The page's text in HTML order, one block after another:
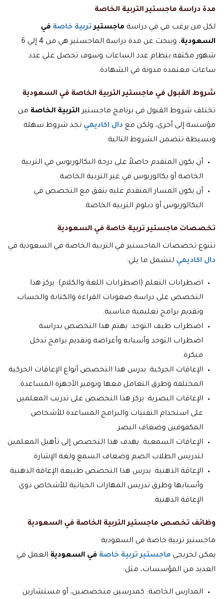
مدة دراسة ماجستير التربية الخاصة
لكل من يرغب في في دراسة ماجستيرتربية خاصة في
السعودية
، ويبحث عن مدة دراسة الماجستير هي من 4 إلي 6
شهور مكثفه بنظام عدد الساعات وسوف تحصل علي عدد
ساعات معتمدة مدونة في الشهادة.
شروط القبول في ماجستير التربية الخاصة في السعودية
تختلف شروط القبول في برنامج ماجستير التربية الخاصة من
مؤسسة إلى أخرى، ولكن مع دال اكاديمي تجد شروط سهلة
وبسيطة تتضمن الشروط التالية:
أن يكون المتقدم حاصلاً على درجة البكالوريوس في التربية
الخاصة أو بكالوريوس في غير التربية الخاصة.
أن يكون المسار المتقدم عليه يتفق مع التخصص في
البكالوريوس أو دبلوم التربية الخاصة.
تخصصات ماجستير تربية خاصة في السعودية
تتنوع تخصصات الماجستير في التربية الخاصة في السعودية في
دال اكاديمي لتشمل ما يلي:
اضطرابات التعلم (اضطرابات اللغة والكلام): يركز هذا
التخصص على دراسة صعوبات القراءة والكتابة والحساب
وتقديم برامج تعليمية مناسبة.
اضطراب طيف التوحد: يهتم هذا التخصص بدراسة
اضطراب التوحد وأسبابه وأعراضه وتقديم برامج تدخل
مبكرة.
الإعاقات الحركية: يدرس هذا التخصص أنواع الإعاقات الحركية
المختلفة وطرق التعامل معها وتوفير الأجهزة المساعدة.
الإعاقات البصرية: يركز هذا التخصص على تدريب المعلمين
على استخدام التقنيات والبرامج المساعدة للأشخاص
المكفوفين وضعاف البصر.
الإعاقات السمعية: يهدف هذا التخصص إلى تأهيل المعلمين
لتدريس الطلاب الصم وضعاف السمع ولغة الإشارة.
الإعاقة الذهنية: يدرس هذا التخصص طبيعة الإعاقة الذهنية
وأسبابها وطرق تدريس المهارات الحياتية للأشخاص ذوي
الإعاقة الذهنية.
وظائف تخصص ماجستير التربية الخاصة في السعودية
ماجستير تربية خاصة في السعودية
يمكن لخريجي ماجستير تربية خاصة في السعودية العمل في
العديد من المؤسسات، مثل:
المدارس الخاصة: كمدرسين متخصصين، أو مستشارين